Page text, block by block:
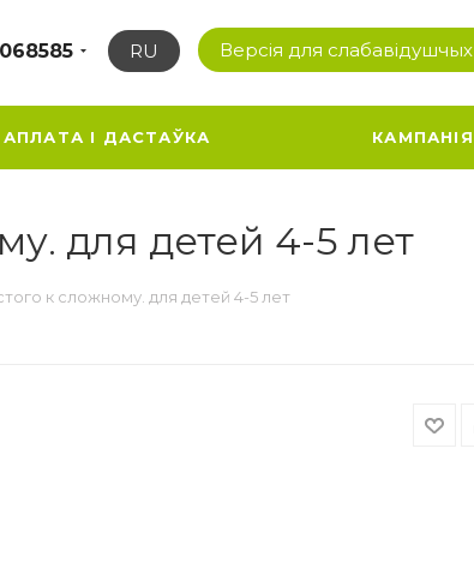
RU Версія для слабавідушчых
АПЛАТА І ДАСТАЎКА КАМПАНІЯ
для детей 4-5 лет
к сложному. для детей 4-5 лет